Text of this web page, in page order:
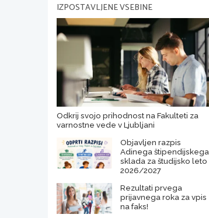
IZPOSTAVLJENE VSEBINE
Odkrij svojo prihodnost na Fakulteti za
varnostne vede v Ljubljani
Objavljen razpis
Adinega štipendijskega
sklada za študijsko leto
2026/2027
Rezultati prvega
prijavnega roka za vpis
na faks!